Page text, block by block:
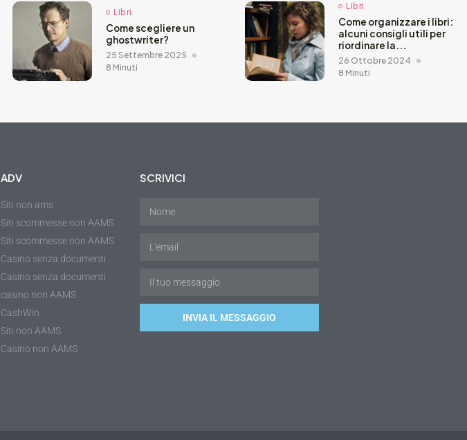
Libri
Come scegliere un
ghostwriter?
25 Settembre 2025
8 Minuti
Libri
Come organizzare i libri:
alcuni consigli utili per
riordinare la...
26 Ottobre 2024
8 Minuti
ADV
Siti non ams
Siti scommesse non AAMS
Siti scommesse non AAMS
Casino senza documenti
Casino senza documenti
casino non AAMS
CashWin
Siti non AAMS
Casino non AAMS
SCRIVICI
INVIA IL MESSAGGIO